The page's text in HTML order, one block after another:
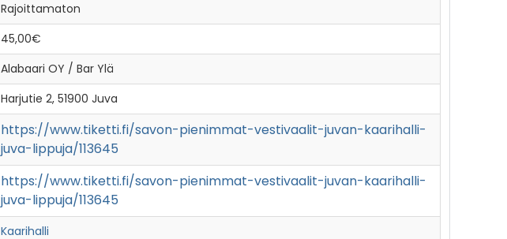
Rajoittamaton
45,00€
Alabaari OY / Bar Ylä
Harjutie 2, 51900 Juva
https://www.tiketti.fi/savon-pienimmat-vestivaalit-juvan-kaarihalli-
juva-lippuja/113645
https://www.tiketti.fi/savon-pienimmat-vestivaalit-juvan-kaarihalli-
juva-lippuja/113645
Kaarihalli